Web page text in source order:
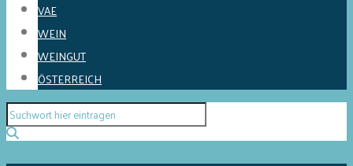
VAE
WEIN
WEINGUT
ÖSTERREICH